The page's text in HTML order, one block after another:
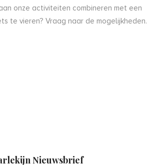
onze activiteiten combineren met een
te vieren? Vraag naar de mogelijkheden.
Nieuwsbrief